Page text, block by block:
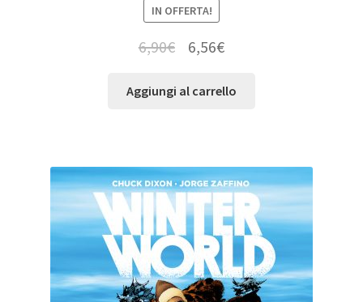
IN OFFERTA!
6,90€ 6,56€
Aggiungi al carrello